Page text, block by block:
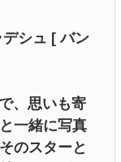
シュ [ バン
、思いも寄
一緒に写真
のスターと